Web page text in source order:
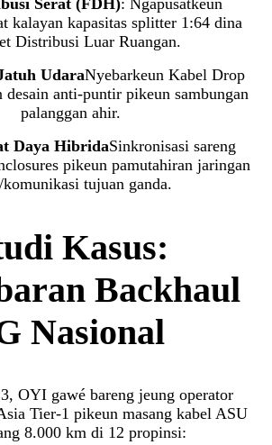
Serat (FDH): Ngapusatkeun
kalayan kapasitas splitter 1:64 dina
Distribusi Luar Ruangan.
UdaraNyebarkeun Kabel Drop
desain anti-puntir pikeun sambungan
palanggan ahir.
Daya HibridaSinkronisasi sareng
pikeun pamutahiran jaringan
komunikasi tujuan ganda.
Kasus:
Backhaul
Nasional
OYI gawé bareng jeung operator
Tier-1 pikeun masang kabel ASU
8.000 km di 12 propinsi: